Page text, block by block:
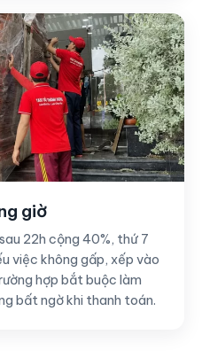
giờ
22h cộng 40%, thứ 7
việc không gấp, xếp vào
hợp bắt buộc làm
bất ngờ khi thanh toán.